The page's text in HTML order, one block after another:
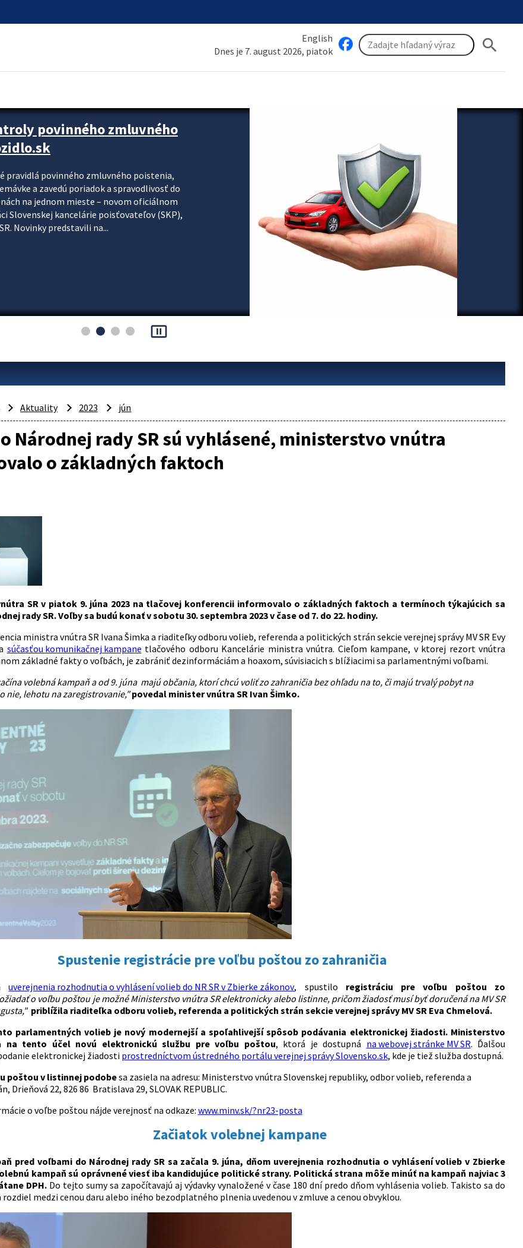
English
Dnes je 7. august 2026, piatok
search
povinného zmluvného
pravidlá povinného zmluvného poistenia,
a zavedú poriadok a spravodlivosť do
na jednom mieste – novom oficiálnom
kancelárie poisťovateľov (SKP),
Novinky predstavili na...
pause_presentation
Aktuality 2023 jún
Národnej rady SR sú vyhlásené, ministerstvo vnútra
o základných faktoch
SR v piatok 9. júna 2023 na tlačovej konferencii informovalo o základných faktoch a termínoch týkajúcich sa
rady SR. Voľby sa budú konať v sobotu 30. septembra 2023 v čase od 7. do 22. hodiny.
ministra vnútra SR Ivana Šimka a riaditeľky odboru volieb, referenda a politických strán sekcie verejnej správy MV SR Evy
súčasťou komunikačnej kampane tlačového odboru Kancelárie ministra vnútra. Cieľom kampane, v ktorej rezort vnútra
základné fakty o voľbách, je zabrániť dezinformáciám a hoaxom, súvisiacich s blížiacimi sa parlamentnými voľbami.
volebná kampaň a od 9. júna majú občania, ktorí chcú voliť zo zahraničia bez ohľadu na to, či majú trvalý pobyt na
nie, lehotu na zaregistrovanie,"povedal minister vnútra SR Ivan Šimko.
Spustenie registrácie pre voľbu poštou zo zahraničia
uverejnenia rozhodnutia o vyhlásení volieb do NR SR v Zbierke zákonov, spustilo registráciu pre voľbu poštou zo
o voľbu poštou je možné Ministerstvo vnútra SR elektronicky alebo listinne, pričom žiadosť musí byť doručená na MV SR
priblížila riaditeľka odboru volieb, referenda a politických strán sekcie verejnej správy MV SR Eva Chmelová.
parlamentných volieb je nový modernejší a spoľahlivejší spôsob podávania elektronickej žiadosti. Ministerstvo
na tento účel novú elektronickú službu pre voľbu poštou, ktorá je dostupná na webovej stránke MV SR. Ďalšou
elektronickej žiadosti prostredníctvom ústredného portálu verejnej správy Slovensko.sk, kde je tiež služba dostupná.
poštou v listinnej podobesa zasiela na adresu: Ministerstvo vnútra Slovenskej republiky, odbor volieb, referenda a
Drieňová 22, 826 86 Bratislava 29, SLOVAK REPUBLIC.
o voľbe poštou nájde verejnosť na odkaze: www.minv.sk/?nr23-posta
Začiatok volebnej kampane
pred voľbami do Národnej rady SR sa začala 9. júna, dňom uverejnenia rozhodnutia o vyhlásení volieb v Zbierke
kampaň sú oprávnené viesť iba kandidujúce politické strany. Politická strana môže minúť na kampaň najviac 3
DPH.Do tejto sumy sa započítavajú aj výdavky vynaložené v čase 180 dní predo dňom vyhlásenia volieb. Takisto sa do
medzi cenou daru alebo iného bezodplatného plnenia uvedenou v zmluve a cenou obvyklou.